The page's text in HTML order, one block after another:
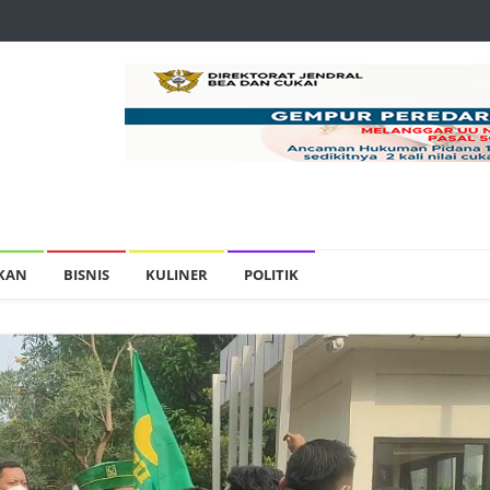
BISNIS KULINER POLITIK